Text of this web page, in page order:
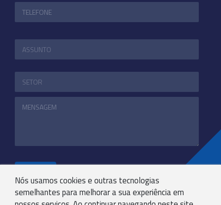
Nós usamos cookies e outras tecnologias
semelhantes para melhorar a sua experiência em